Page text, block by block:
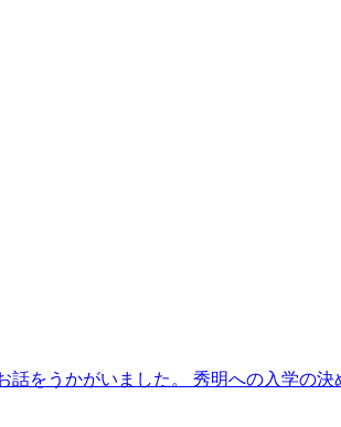
話をうかがいました。 秀明への入学の